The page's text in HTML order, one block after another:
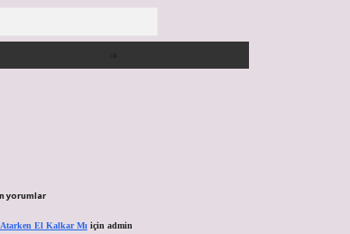
yorumlar
El Kalkar Mıiçin admin